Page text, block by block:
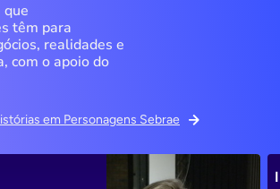
que
têm para
realidades e
com o apoio do
em Personagens Sebrae